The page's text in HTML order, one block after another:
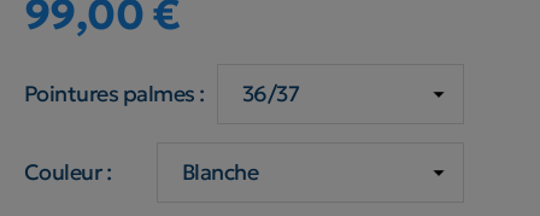
99,00 €
Pointures palmes :
Couleur :